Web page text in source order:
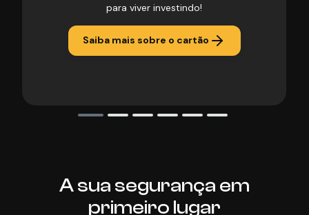
para viver investindo!
Saiba mais sobre o cartão
A sua segurança em
primeiro lugar